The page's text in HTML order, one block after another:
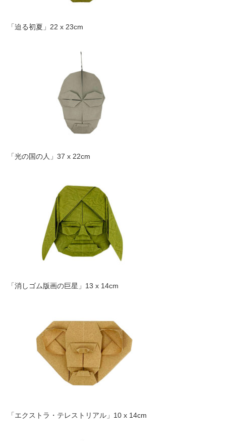
「迫る初夏」22 x 23cm
「光の国の人」37 x 22cm
「消しゴム版画の巨星」13 x 14cm
「エクストラ・テレストリアル」10 x 14cm